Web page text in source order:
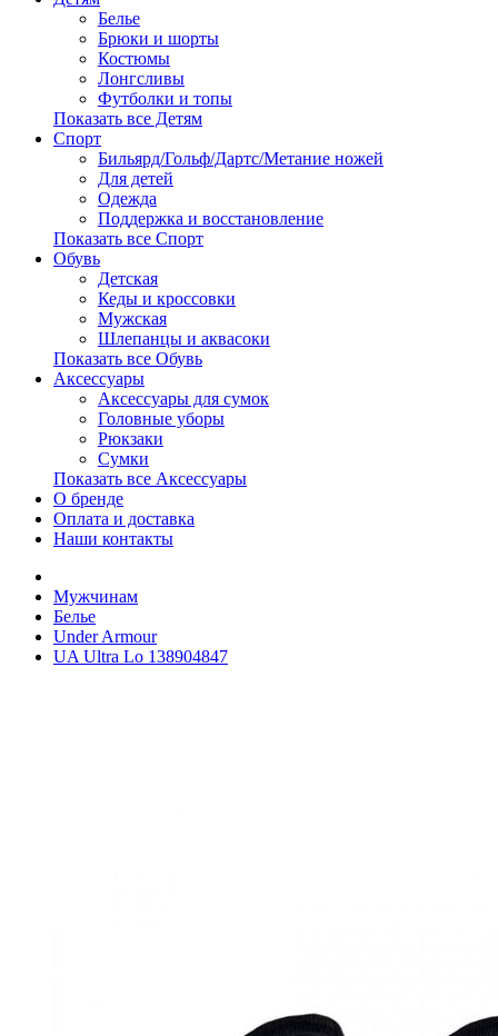
Белье
Брюки и шорты
Костюмы
Лонгсливы
Футболки и топы
Показать все Детям
Спорт
Бильярд/Гольф/Дартс/Метание ножей
Для детей
Одежда
Поддержка и восстановление
Показать все Спорт
Обувь
Детская
Кеды и кроссовки
Мужская
Шлепанцы и аквасоки
Показать все Обувь
Аксессуары
Аксессуары для сумок
Головные уборы
Рюкзаки
Сумки
Показать все Аксессуары
О бренде
Оплата и доставка
Наши контакты
Мужчинам
Белье
Under Armour
UA Ultra Lo 138904847